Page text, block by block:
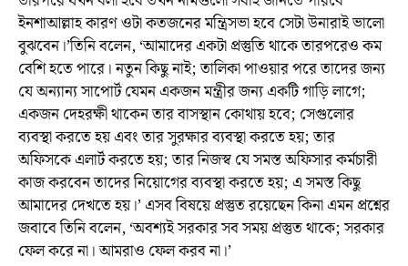
ইনশাআল্লাহ কারণ ওটা কতজনের মন্ত্রিসভা হবে সেটা উনারাই ভালো
বুঝবেন।’তিনি বলেন, ‘আমাদের একটা প্রস্তুতি থাকে তারপরেও কম
বেশি হতে পারে। নতুন কিছু নাই; তালিকা পাওয়ার পরে তাদের জন্য
যে অন্যান্য সাপোর্ট যেমন একজন মন্ত্রীর জন্য একটি গাড়ি লাগে;
একজন দেহরক্ষী থাকেন তার বাসস্থান কোথায় হবে; সেগুলোর
ব্যবস্থা করতে হয় এবং তার সুরক্ষার ব্যবস্থা করতে হয়; তার
অফিসকে এলার্ট করতে হয়; তার নিজস্ব যে সমস্ত অফিসার কর্মচারী
কাজ করবেন তাদের নিয়োগের ব্যবস্থা করতে হয়; এ সমস্ত কিছু
আমাদের দেখতে হয়।’ এসব বিষয়ে প্রস্তুত রয়েছেন কিনা এমন প্রশ্নের
জবাবে তিনি বলেন, ‘অবশ্যই সরকার সব সময় প্রস্তুত থাকে; সরকার
ফেল করে না। আমরাও ফেল করব না।’